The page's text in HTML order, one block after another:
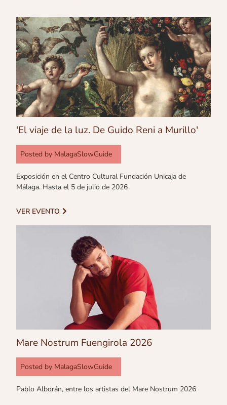
'El viaje de la luz. De Guido Reni a Murillo'
Posted by MalagaSlowGuide
Exposición en el Centro Cultural Fundación Unicaja de
Málaga. Hasta el 5 de julio de 2026
VER EVENTO
Mare Nostrum Fuengirola 2026
Posted by MalagaSlowGuide
Pablo Alborán, entre los artistas del Mare Nostrum 2026